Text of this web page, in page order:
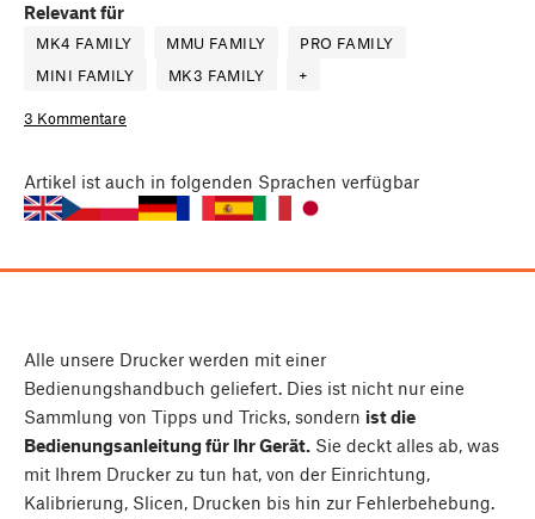
Relevant für
MK4 FAMILY MMU FAMILY
PRO FAMILY
MINI FAMILY
MK3 FAMILY +
3 Kommentare
Artikel ist auch in folgenden Sprachen verfügbar
Alle unsere Drucker werden mit einer
Bedienungshandbuch geliefert. Dies ist nicht nur eine
Sammlung von Tipps und Tricks, sondern ist die
Bedienungsanleitung für Ihr Gerät. Sie deckt alles ab, was
mit Ihrem Drucker zu tun hat, von der Einrichtung,
Kalibrierung, Slicen, Drucken bis hin zur Fehlerbehebung.